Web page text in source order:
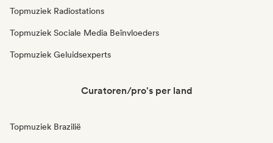
Topmuziek Radiostations
Topmuziek Sociale Media Beïnvloeders
Topmuziek Geluidsexperts
Curatoren/pro's per land
Topmuziek Brazilië